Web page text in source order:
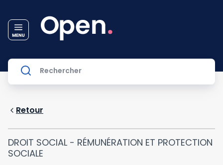
Retour
DROIT SOCIAL - RÉMUNÉRATION ET PROTECTION
SOCIALE